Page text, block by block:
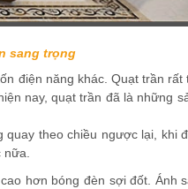
sang trọng
điện năng khác. Quạt trần rất
nay, quạt trần đã là những
theo chiều ngược lại, khi
hơn bóng đèn sợi đốt. Ánh